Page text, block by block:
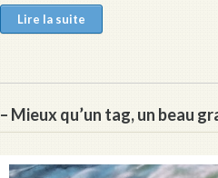
Lire la suite
– Mieux qu’un tag, un beau